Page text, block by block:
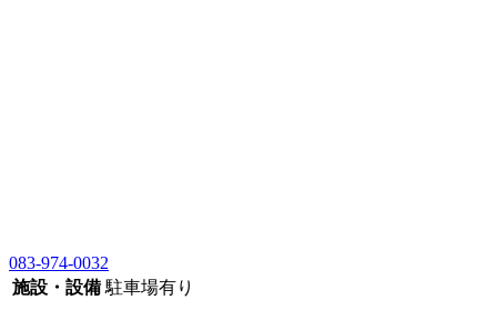
083-974-0032
施設・設備 駐車場有り